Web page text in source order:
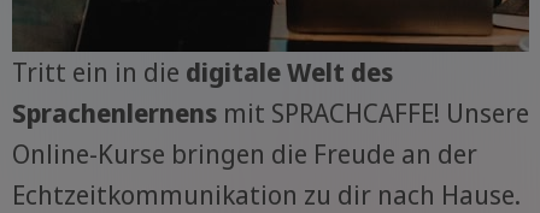
Tritt ein in die digitale Welt des
Sprachenlernensmit SPRACHCAFFE! Unsere
Online-Kurse bringen die Freude an der
Echtzeitkommunikation zu dir nach Hause.